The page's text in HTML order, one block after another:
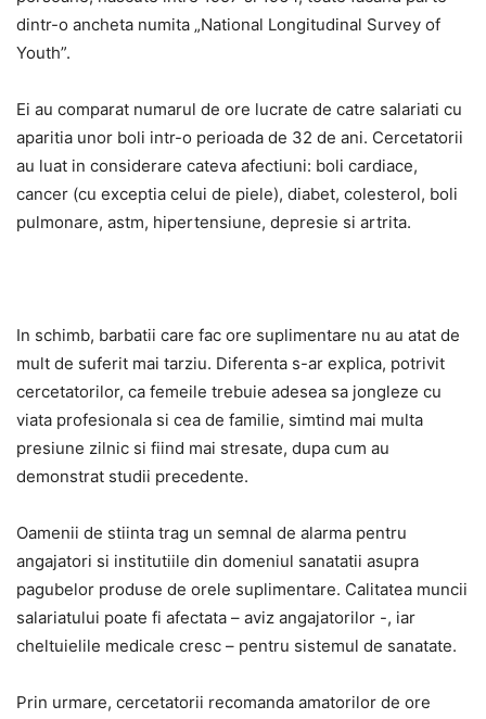
dintr-o ancheta numita „National Longitudinal Survey of
Youth”.
Ei au comparat numarul de ore lucrate de catre salariati cu
aparitia unor boli intr-o perioada de 32 de ani. Cercetatorii
au luat in considerare cateva afectiuni: boli cardiace,
cancer (cu exceptia celui de piele), diabet, colesterol, boli
pulmonare, astm, hipertensiune, depresie si artrita.
In schimb, barbatii care fac ore suplimentare nu au atat de
mult de suferit mai tarziu. Diferenta s-ar explica, potrivit
cercetatorilor, ca femeile trebuie adesea sa jongleze cu
viata profesionala si cea de familie, simtind mai multa
presiune zilnic si fiind mai stresate, dupa cum au
demonstrat studii precedente.
Oamenii de stiinta trag un semnal de alarma pentru
angajatori si institutiile din domeniul sanatatii asupra
pagubelor produse de orele suplimentare. Calitatea muncii
salariatului poate fi afectata – aviz angajatorilor -, iar
cheltuielile medicale cresc – pentru sistemul de sanatate.
Prin urmare, cercetatorii recomanda amatorilor de ore